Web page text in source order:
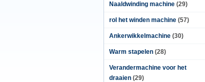
Naaldwinding machine (29)
rol het winden machine (57)
Ankerwikkelmachine (30)
Warm stapelen (28)
Verandermachine voor het
draaien (29)